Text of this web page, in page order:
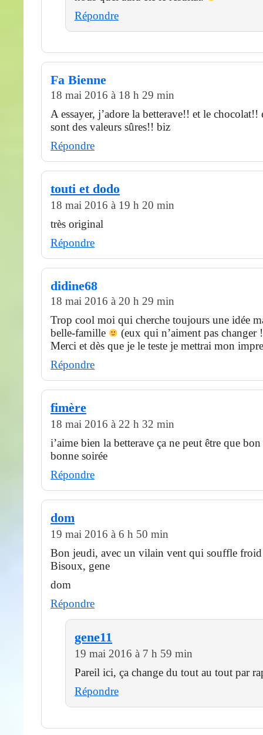
Répondre
Fa Bienne
18 mai 2016 à 18 h 29 min
A essayer, j’adore la betterave!! et le chocolat!!
sont des valeurs sûres!! biz
Répondre
touti et dodo
18 mai 2016 à 19 h 20 min
très original
Répondre
didine68
18 mai 2016 à 20 h 29 min
Trop cool moi qui cherche toujours une idée
belle-famille
(eux qui n’aiment pas changer
Merci et dès que je le teste je mettrai mon
Répondre
fimère
18 mai 2016 à 22 h 32 min
i’aime bien la betterave ça ne peut être que bon
bonne soirée
Répondre
dom
19 mai 2016 à 6 h 50 min
Bon jeudi, avec un vilain vent qui souffle
Bisoux, gene
dom
Répondre
gene11
19 mai 2016 à 7 h 59 min
Pareil ici, ça change du tout au tout par
Répondre